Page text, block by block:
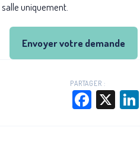
uniquement.
Envoyer votre demande
PARTAGER :
X